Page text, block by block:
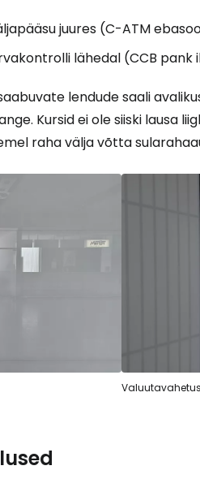
juures (C-ATM
lähedal (CCB
lendude saali
Kursid ei ole siiski lausa
raha välja võtta